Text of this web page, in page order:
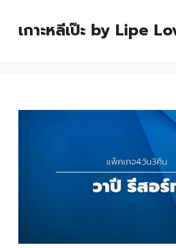
เกาะหลีเป๊ะ by Lipe